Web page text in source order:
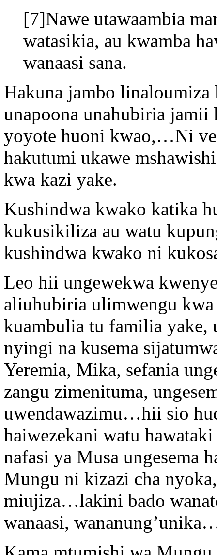
[7]Nawe utawaambia
watasikia, au kwamba
wanaasi sana.
Hakuna jambo
unapoona unahubiria
yoyote huoni kwao,…Ni
hakutumi ukawe
kwa kazi yake.
Kushindwa kwako katika
kukusikiliza au watu
kushindwa kwako ni
Leo hii ungewekwa
aliuhubiria ulimwengu
kuambulia tu familia yake,
nyingi na kusema
Yeremia, Mika, sefania
zangu zimenituma,
uwendawazimu…hii sio
haiwezekani watu
nafasi ya Musa ungesema
Mungu ni kizazi cha
miujiza…lakini bado
wanaasi,